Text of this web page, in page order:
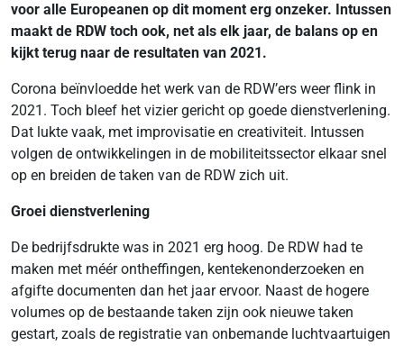
voor alle Europeanen op dit moment erg onzeker. Intussen
maakt de RDW toch ook, net als elk jaar, de balans op en
kijkt terug naar de resultaten van 2021.
Corona beïnvloedde het werk van de RDW’ers weer flink in
2021. Toch bleef het vizier gericht op goede dienstverlening.
Dat lukte vaak, met improvisatie en creativiteit. Intussen
volgen de ontwikkelingen in de mobiliteitssector elkaar snel
op en breiden de taken van de RDW zich uit.
Groei dienstverlening
De bedrijfsdrukte was in 2021 erg hoog. De RDW had te
maken met méér ontheffingen, kentekenonderzoeken en
afgifte documenten dan het jaar ervoor. Naast de hogere
volumes op de bestaande taken zijn ook nieuwe taken
gestart, zoals de registratie van onbemande luchtvaartuigen